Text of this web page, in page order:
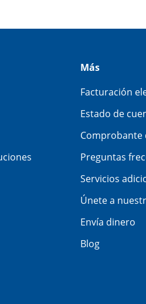
Más
Facturación
Estado de
Comprobante
Preguntas
Servicios
Únete a
Envía dinero
Blog